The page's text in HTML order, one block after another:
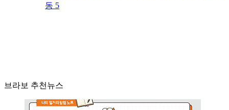
동 5
브라보 추천뉴스